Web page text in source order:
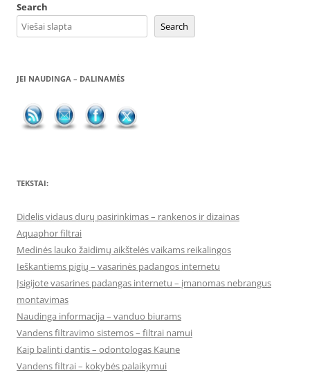
Search
Search
JEI NAUDINGA – DALINAMĖS
TEKSTAI:
Didelis vidaus durų pasirinkimas – rankenos ir dizainas
Aquaphor filtrai
Medinės lauko žaidimų aikštelės vaikams reikalingos
Ieškantiems pigių – vasarinės padangos internetu
Įsigijote vasarines padangas internetu – įmanomas nebrangus
montavimas
Naudinga informacija – vanduo biurams
Vandens filtravimo sistemos – filtrai namui
Kaip balinti dantis – odontologas Kaune
Vandens filtrai – kokybės palaikymui